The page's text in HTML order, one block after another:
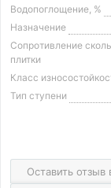
Водопоглощение, %
Назначение
Сопротивление
плитки
Класс
Тип ступени
Оставить отзыв